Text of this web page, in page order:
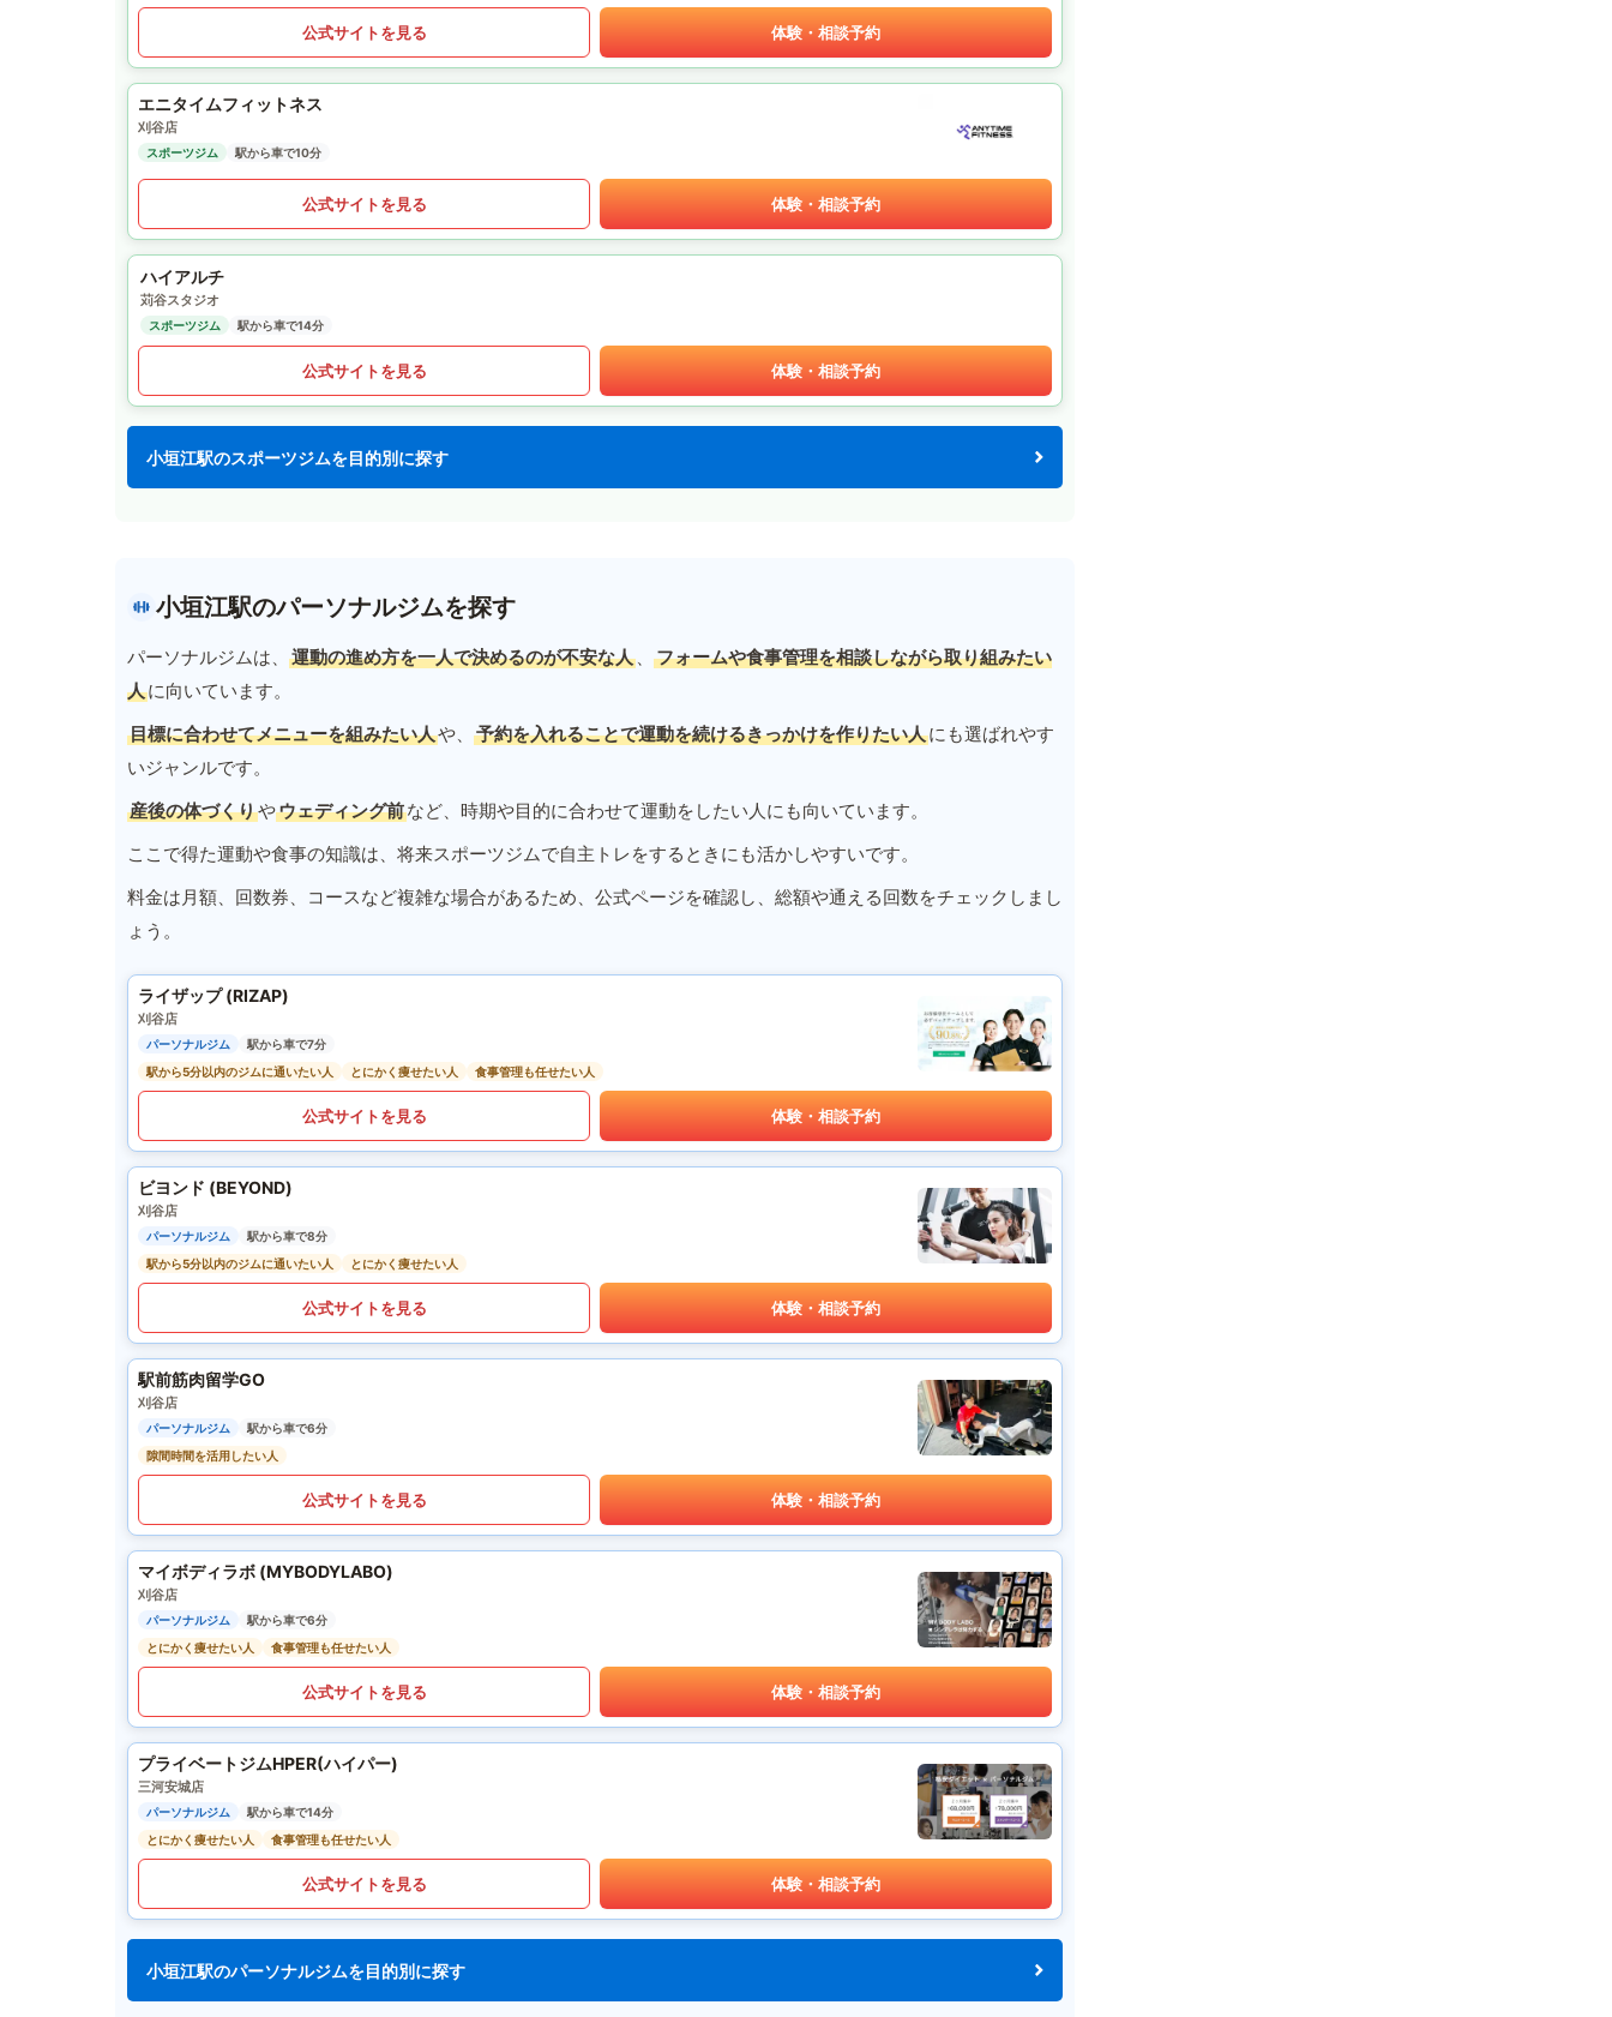
公式サイトを見る 体験・相談予約
エニタイムフィットネス
刈谷店
スポーツジム 駅から車で10分
公式サイトを見る 体験・相談予約
ハイアルチ
苅谷スタジオ
スポーツジム 駅から車で14分
公式サイトを見る 体験・相談予約
小垣江駅のスポーツジムを目的別に探す
小垣江駅のパーソナルジムを探す
パーソナルジムは、 運動の進め方を一人で決めるのが不安な人 、
フォームや食事管理を相談しながら取り組みたい
人に向いています。
目標に合わせてメニューを組みたい人や、 予約を入れることで運動を続けるきっかけを作りたい人にも選ばれやす
いジャンルです。
産後の体づくりやウェディング前など、時期や目的に合わせて運動をしたい人にも向いています。
ここで得た運動や食事の知識は、将来スポーツジムで自主トレをするときにも活かしやすいです。
料金は月額、回数券、コースなど複雑な場合があるため、公式ページを確認し、総額や通える回数をチェックしまし
ょう。
ライザップ (RIZAP)
刈谷店
パーソナルジム
駅から車で7分
駅から5分以内のジムに通いたい人
とにかく痩せたい人 食事管理も任せたい人
公式サイトを見る 体験・相談予約
ビヨンド (BEYOND)
刈谷店
パーソナルジム
駅から車で8分
駅から5分以内のジムに通いたい人
とにかく痩せたい人
公式サイトを見る 体験・相談予約
駅前筋肉留学GO
刈谷店
パーソナルジム
駅から車で6分
隙間時間を活用したい人
公式サイトを見る 体験・相談予約
マイボディラボ (MYBODYLABO)
刈谷店
パーソナルジム
駅から車で6分
とにかく痩せたい人
食事管理も任せたい人
公式サイトを見る 体験・相談予約
プライベートジムHPER(ハイパー)
三河安城店
パーソナルジム
駅から車で14分
とにかく痩せたい人
食事管理も任せたい人
公式サイトを見る 体験・相談予約
小垣江駅のパーソナルジムを目的別に探す